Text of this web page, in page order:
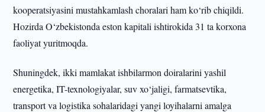
kooperatsiyasini mustahkamlash choralari ham ko‘rib chiqildi.
Hozirda O‘zbekistonda eston kapitali ishtirokida 31 ta korxona
faoliyat yuritmoqda.
Shuningdek, ikki mamlakat ishbilarmon doiralarini yashil
energetika, IT-texnologiyalar, suv xo‘jaligi, farmatsevtika,
transport va logistika sohalaridagi yangi loyihalarni amalga